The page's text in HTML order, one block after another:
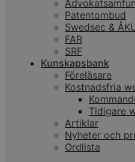
Patentombud
Swedsec &
FAR
SRF
Kunskapsbank
Föreläsare
Kostnadsfria
Tidigare
Artiklar
Nyheter och
Ordlista